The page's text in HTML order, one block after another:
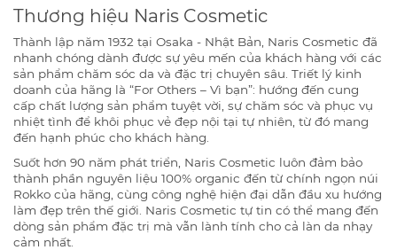
Thương hiệu Naris Cosmetic
Thành lập năm 1932 tại Osaka - Nhật Bản, Naris Cosmetic đã
nhanh chóng dành được sự yêu mến của khách hàng với các
sản phẩm chăm sóc da và đặc trị chuyên sâu. Triết lý kinh
doanh của hãng là “For Others – Vì bạn”: hướng đến cung
cấp chất lượng sản phẩm tuyệt vời, sự chăm sóc và phục vụ
nhiệt tình để khôi phục vẻ đẹp nội tại tự nhiên, từ đó mang
đến hạnh phúc cho khách hàng.
Suốt hơn 90 năm phát triển, Naris Cosmetic luôn đảm bảo
thành phần nguyên liệu 100% organic đến từ chính ngọn núi
Rokko của hãng, cùng công nghệ hiện đại dẫn đầu xu hướng
làm đẹp trên thế giới. Naris Cosmetic tự tin có thể mang đến
dòng sản phẩm đặc trị mà vẫn lành tính cho cả làn da nhạy
cảm nhất.